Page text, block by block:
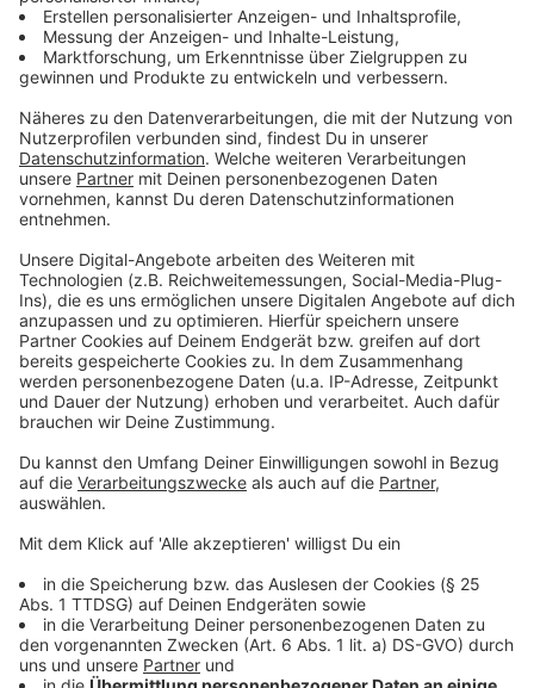
-entscheide sind sehr kompliziert formuliert, erklärt er.
Anzeige
Bürgerbegehren und Bürgerentscheide: Wie
funktioniert das?
Anzeige
Ein Bürgerbegehren muss ein Thema in deiner
Kommune betreffen. Angenommen, deine Stadt will
ein Schwimmbad schließen und du bist dagegen. Dann
kannst du einen Antrag stellen, Unterschriften
sammeln und wenn du genügend Unterschriften
Thema beschäftigen. Bist du dann noch nicht
zufrieden, kannst du einen Bürgerentscheid
darüber abstimmen.
Anzeige